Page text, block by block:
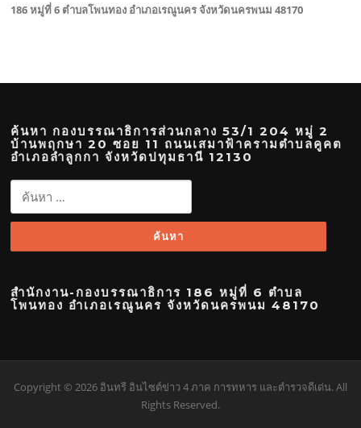
186 หมู่ที่ 6 ตำบลโพนทอง อำเภอเรณูนคร จังหวัดนครพนม 48170
ค้นหา กองบรรณาธิการส่วนกลาง 53/1 204 หมู่ 2
บ้านพฤกษา 20 ซอย 11 ถนนเสมาฟ้าครามตำบลคูคต
อำเภอลำลูกกา จังหวัดปทุมธานี 12130
ค้นหา
สำหรับ:
สำนักงาน-กองบรรณาธิการ 186 หมู่ที่ 6 ตำบล
โพนทอง อำเภอเรณูนคร จังหวัดนครพนม 48170
Copyright © 2026 อินทรี อินไซต์ข่าว 4 ภาค การทหาร และตำรวจดีเด่น. All
Rights Reserved.